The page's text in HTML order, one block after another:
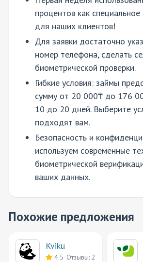
процентов как
для наших клиентов!
Для заявки достаточно
номер телефона, сделать
биометрической проверки.
Гибкие условия: займы
сумму от 20 000₸ до 176
10 до 20 дней. Выберите
подходят вам.
Безопасность и
используем современные
биометрической
ваших данных.
Похожие предложения
Kviku
4.5 Отзывы: 2